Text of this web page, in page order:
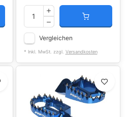
Vergleichen
* Inkl. MwSt. zzgl. Versandkosten